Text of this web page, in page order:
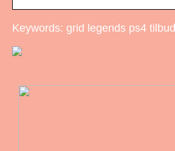
Keywords: grid legends ps4 tilbud